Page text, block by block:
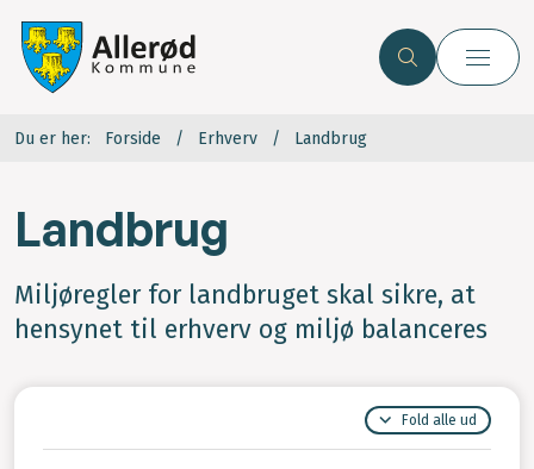
Du er her: Forside Erhverv Landbrug
Landbrug
Miljøregler for landbruget skal sikre, at
hensynet til erhverv og miljø balanceres
Fold alle ud